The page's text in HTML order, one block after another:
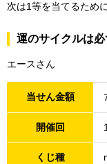
次は1等を当てるため
運のサイクルは必
エースさん
当せん金額
開催回
くじ種